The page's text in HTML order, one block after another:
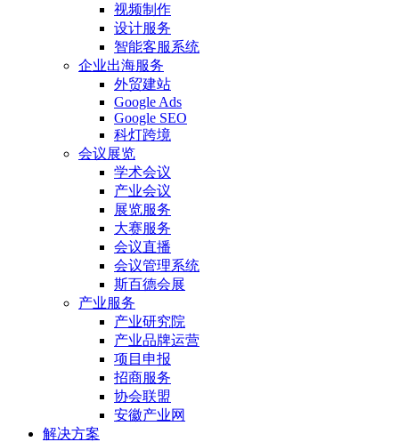
视频制作
设计服务
智能客服系统
企业出海服务
外贸建站
Google Ads
Google SEO
科灯跨境
会议展览
学术会议
产业会议
展览服务
大赛服务
会议直播
会议管理系统
斯百德会展
产业服务
产业研究院
产业品牌运营
项目申报
招商服务
协会联盟
安徽产业网
解决方案